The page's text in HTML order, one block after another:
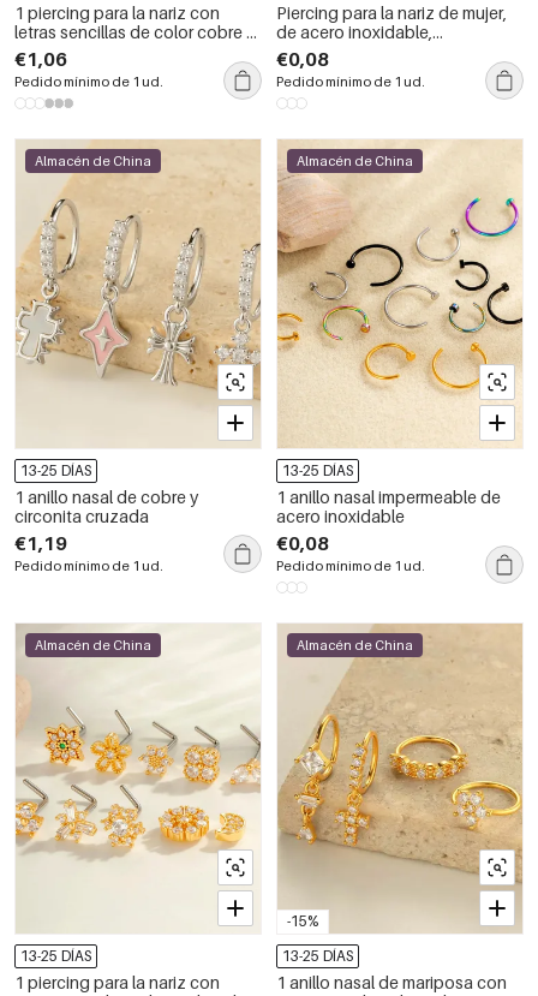
1 piercing para la nariz con
letras sencillas de color cobre y
dorado.
€1,06
Pedido mínimo de 1 ud.
Piercing para la nariz de mujer,
de acero inoxidable,
geométrico, resistente al agua,
color dorado, serie simple, 1
unidad
€0,08
Pedido mínimo de 1 ud.
Almacén de China
13-25 DÍAS
1 anillo nasal de cobre y
circonita cruzada
€1,19
Pedido mínimo de 1 ud.
Almacén de China
13-25 DÍAS
1 anillo nasal impermeable de
acero inoxidable
€0,08
Pedido mínimo de 1 ud.
Almacén de China
13-25 DÍAS
1 piercing para la nariz con
-15%
Almacén de China
13-25 DÍAS
1 anillo nasal de mariposa con